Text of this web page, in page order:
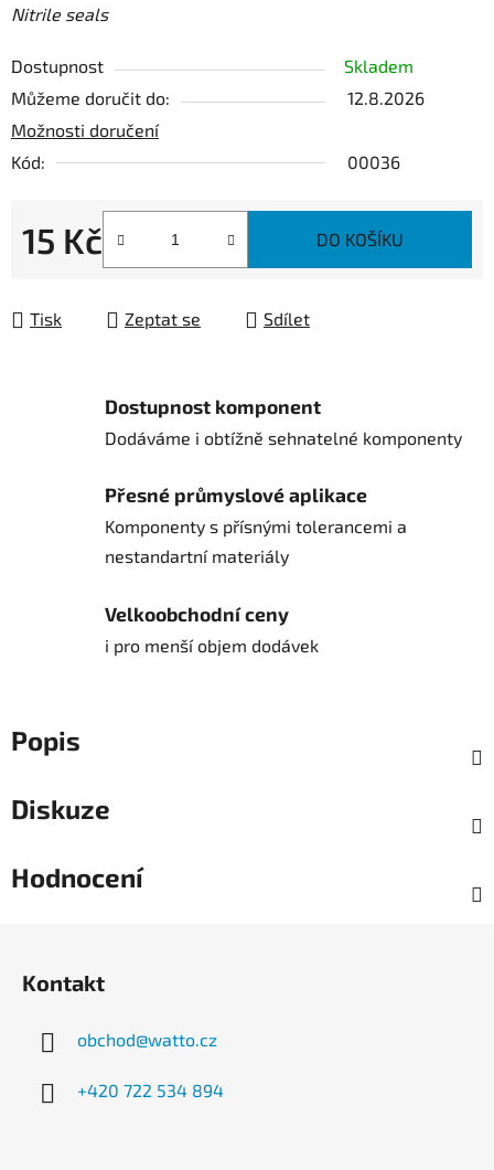
Nitrile seals
Dostupnost
Skladem
Můžeme doručit do:
12.8.2026
Možnosti doručení
Kód:
00036
15 Kč
Měrná cena:
DO KOŠÍKU
Tisk Zeptat se Sdílet
Dostupnost komponent
Dodáváme i obtížně sehnatelné komponenty
Přesné průmyslové aplikace
Komponenty s přísnými tolerancemi a
nestandartní materiály
Velkoobchodní ceny
i pro menší objem dodávek
Popis
Diskuze
Hodnocení
Kontakt
obchod@watto.cz
+420 722 534 894